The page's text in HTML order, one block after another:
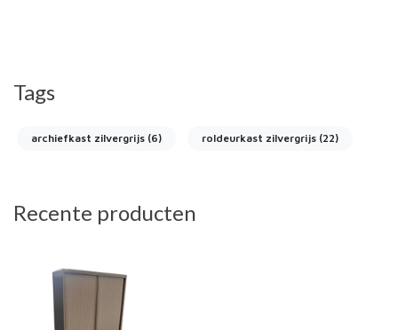
Tags
archiefkast zilvergrijs (6) roldeurkast zilvergrijs (22)
Recente producten